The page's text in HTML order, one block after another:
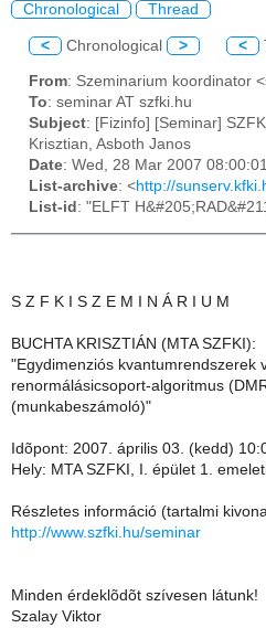
Chronological Thread
< Chronological > <
From: Szeminarium koordinator
To: seminar AT szfki.hu
Subject: [Fizinfo] [Seminar]
Krisztian, Asboth Janos
Date: Wed, 28 Mar 2007
List-archive: <http://
List-id : "ELFT
S Z F K I S Z E M I N Á R I U M
BUCHTA KRISZTIÁN (MTA SZFKI):
"Egydimenziós kvantumrendszerek
renormálásicsoport-algoritmus
(munkabeszámoló)"
Idõpont: 2007. április 03. (kedd)
Hely: MTA SZFKI, I. épület 1.
Részletes információ (tartalmi
http://www.szfki.hu/seminar
Minden érdeklõdõt szívesen látunk!
Szalay Viktor